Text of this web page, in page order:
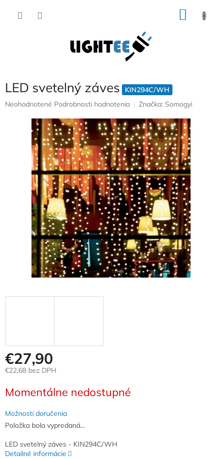
LED svetelný záves
KIN294C/WH
Priemerné
hviezdičiek.
Neohodnotené Podrobnosti hodnotenia Značka: Somogyi
€27,90
€22,68 bez DPH
cena:
Momentálne nedostupné
Možnosti doručenia
Položka bola vypredaná…
LED svetelný záves - KIN294C/WH
Detailné informácie